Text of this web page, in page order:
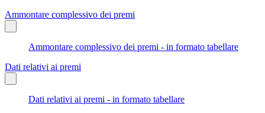
Ammontare complessivo dei premi
Ammontare complessivo dei premi - in formato tabellare
Dati relativi ai premi
Dati relativi ai premi - in formato tabellare